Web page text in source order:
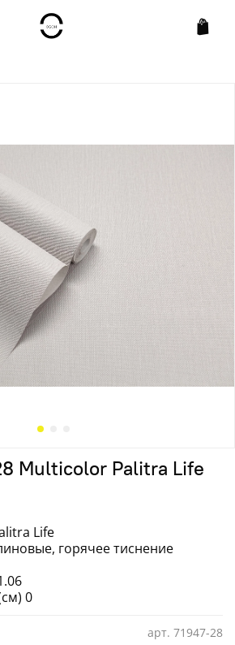
арт. 71947-28
Multicolor Palitra Life
Life
горячее тиснение
0